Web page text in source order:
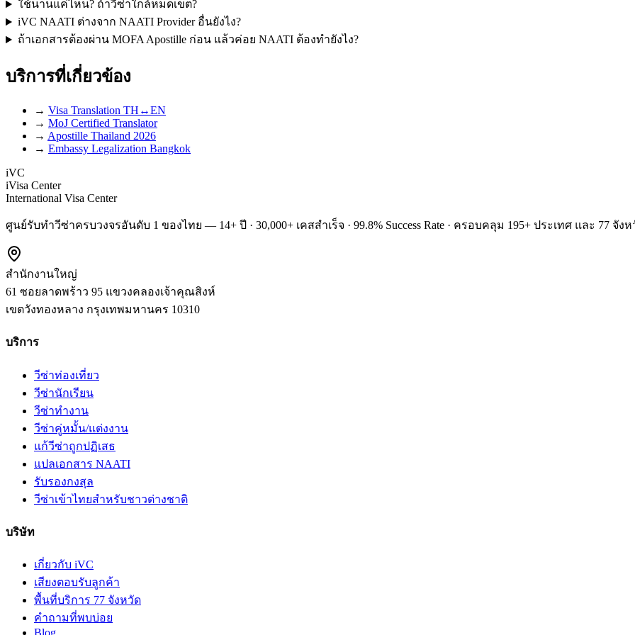
ใช้นานแค่ไหน? ถ้าวีซ่าใกล้หมดเขต?
iVC NAATI ต่างจาก NAATI Provider อื่นยังไง?
ถ้าเอกสารต้องผ่าน MOFA Apostille ก่อน แล้วค่อย NAATI ต้องทำยังไง?
บริการที่เกี่ยวข้อง
→ Visa Translation TH↔EN
→ MoJ Certified Translator
→ Apostille Thailand 2026
→ Embassy Legalization Bangkok
iVC
iVisa Center
International Visa Center
ศูนย์รับทำวีซ่าครบวงจรอันดับ 1 ของไทย — 14+ ปี · 30,000+ เคสสำเร็จ · 99.8% Success Rate · ครอบคลุม 195+ ประเทศ และ 77 จัง
สำนักงานใหญ่
61 ซอยลาดพร้าว 95 แขวงคลองเจ้าคุณสิงห์
เขตวังทองหลาง กรุงเทพมหานคร 10310
บริการ
วีซ่าท่องเที่ยว
วีซ่านักเรียน
วีซ่าทำงาน
วีซ่าคู่หมั้น/แต่งงาน
แก้วีซ่าถูกปฏิเสธ
แปลเอกสาร NAATI
รับรองกงสุล
วีซ่าเข้าไทยสำหรับชาวต่างชาติ
บริษัท
เกี่ยวกับ iVC
เสียงตอบรับลูกค้า
พื้นที่บริการ 77 จังหวัด
คำถามที่พบบ่อย